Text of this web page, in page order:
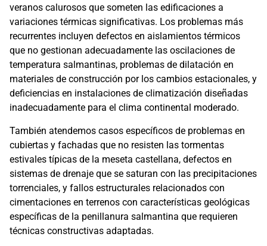
veranos calurosos que someten las edificaciones a
variaciones térmicas significativas. Los problemas más
recurrentes incluyen defectos en aislamientos térmicos
que no gestionan adecuadamente las oscilaciones de
temperatura salmantinas, problemas de dilatación en
materiales de construcción por los cambios estacionales, y
deficiencias en instalaciones de climatización diseñadas
inadecuadamente para el clima continental moderado.
También atendemos casos específicos de problemas en
cubiertas y fachadas que no resisten las tormentas
estivales típicas de la meseta castellana, defectos en
sistemas de drenaje que se saturan con las precipitaciones
torrenciales, y fallos estructurales relacionados con
cimentaciones en terrenos con características geológicas
específicas de la penillanura salmantina que requieren
técnicas constructivas adaptadas.